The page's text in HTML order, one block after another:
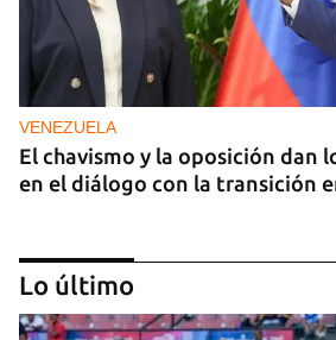
VENEZUELA
El chavismo y la oposición dan
en el diálogo con la transición
Lo último